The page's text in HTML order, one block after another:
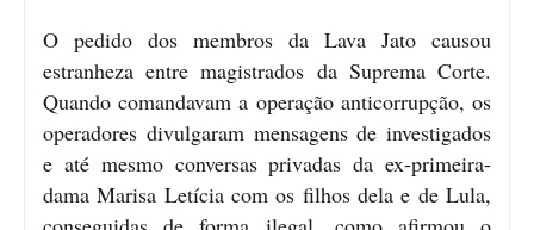
O pedido dos membros da Lava Jato causou
estranheza entre magistrados da Suprema Corte.
Quando comandavam a operação anticorrupção, os
operadores divulgaram mensagens de investigados
e até mesmo conversas privadas da ex-primeira-
dama Marisa Letícia com os filhos dela e de Lula,